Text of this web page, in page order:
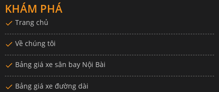
KHÁM PHÁ
Trang chủ
Về chúng tôi
Bảng giá xe sân bay Nội Bài
Bảng giá xe đường dài